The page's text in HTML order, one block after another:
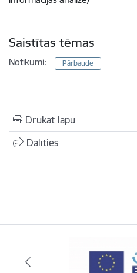
Saistītas tēmas
Notikumi: Pārbaude
Drukāt lapu
Dalīties